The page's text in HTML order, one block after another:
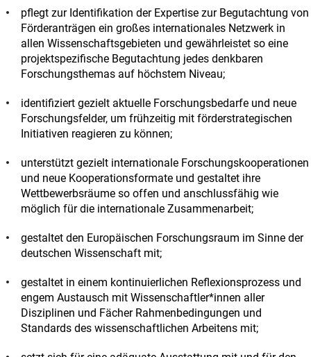
pflegt zur Identifikation der Expertise zur Begutachtung von
Förderanträgen ein großes internationales Netzwerk in
allen Wissenschaftsgebieten und gewährleistet so eine
projektspezifische Begutachtung jedes denkbaren
Forschungsthemas auf höchstem Niveau;
identifiziert gezielt aktuelle Forschungsbedarfe und neue
Forschungsfelder, um frühzeitig mit förderstrategischen
Initiativen reagieren zu können;
unterstützt gezielt internationale Forschungskooperationen
und neue Kooperationsformate und gestaltet ihre
Wettbewerbsräume so offen und anschlussfähig wie
möglich für die internationale Zusammenarbeit;
gestaltet den Europäischen Forschungsraum im Sinne der
deutschen Wissenschaft mit;
gestaltet in einem kontinuierlichen Reflexionsprozess und
engem Austausch mit Wissenschaftler*innen aller
Disziplinen und Fächer Rahmenbedingungen und
Standards des wissenschaftlichen Arbeitens mit;